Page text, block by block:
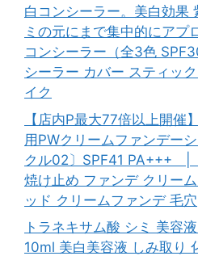
白コンシーラー。美白効果
ミの元にまで集中的にアプ
コンシーラー（全3色
シーラー カバー スティッ
イク
【店内P最大77倍以上開催
用PWクリームファンデー
クル02〕SPF41 PA+++ |
焼け止め ファンデ クリー
ッド クリームファンデ 毛穴
トラネキサム酸 シミ 美容
10ml 美白美容液 しみ取り